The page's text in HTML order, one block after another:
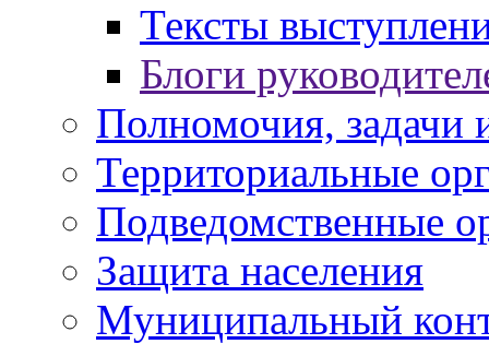
Тексты
Блоги
Полномочия, задачи
Территориальные
Подведомственные
Защита населения
Муниципальный